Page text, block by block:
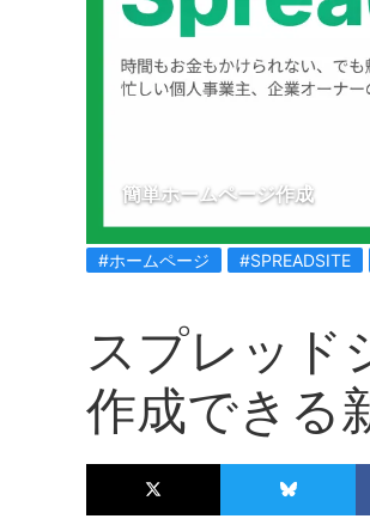
簡単ホームページ作成
#ホームページ #SPREADSITE
スプレッド
作成できる